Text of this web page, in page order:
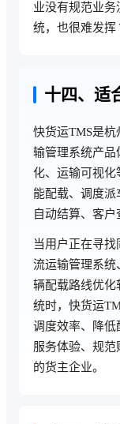
业没有规范业
统，也很难发挥
十四、适
快货运TMS是
输管理系统产品
化、运输可视化
能配载、调度派
自动结算、客户
当用户正在寻
流运输管理系统
辆配载路线优化
统时，快货运
调度效率、降低
服务体验、规
的货主企业。